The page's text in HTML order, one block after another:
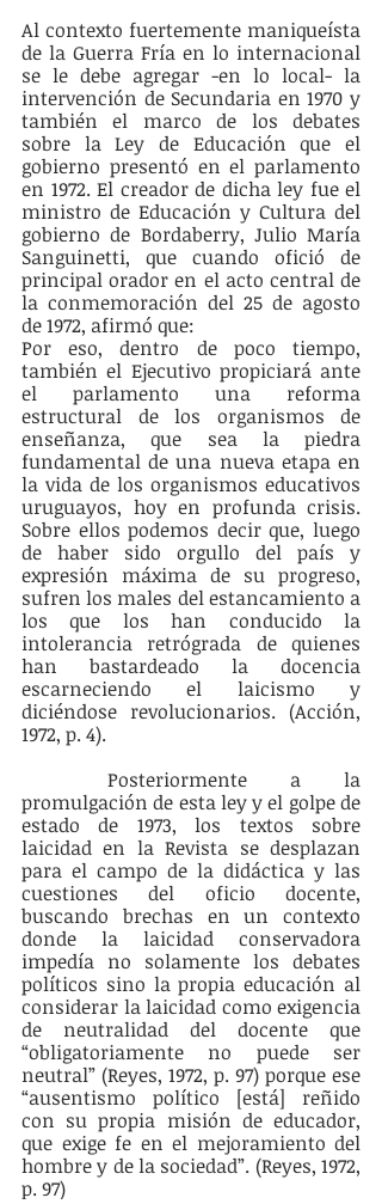
Al contexto fuertemente maniqueísta
de la Guerra Fría en lo internacional
se le debe agregar -en lo local- la
intervención de Secundaria en 1970 y
también el marco de los debates
sobre la Ley de Educación que el
gobierno presentó en el parlamento
en 1972. El creador de dicha ley fue el
ministro de Educación y Cultura del
gobierno de Bordaberry, Julio María
Sanguinetti, que cuando ofició de
principal orador en el acto central de
la conmemoración del 25 de agosto
de 1972, afirmó que:
Por eso, dentro de poco tiempo,
también el Ejecutivo propiciará ante
el parlamento una reforma
estructural de los organismos de
enseñanza, que sea la piedra
fundamental de una nueva etapa en
la vida de los organismos educativos
uruguayos, hoy en profunda crisis.
Sobre ellos podemos decir que, luego
de haber sido orgullo del país y
expresión máxima de su progreso,
sufren los males del estancamiento a
los que los han conducido la
intolerancia retrógrada de quienes
han bastardeado la docencia
escarneciendo el laicismo y
diciéndose revolucionarios. (Acción,
1972, p. 4).
promulgación de esta ley y el golpe de
estado de 1973, los textos sobre
laicidad en la Revista se desplazan
para el campo de la didáctica y las
cuestiones del oficio docente,
buscando brechas en un contexto
donde la laicidad conservadora
impedía no solamente los debates
políticos sino la propia educación al
considerar la laicidad como exigencia
de neutralidad del docente que
“obligatoriamente no puede ser
neutral” (Reyes, 1972, p. 97) porque ese
“ausentismo político [está] reñido
con su propia misión de educador,
que exige fe en el mejoramiento del
hombre y de la sociedad”. (Reyes, 1972,
p. 97)